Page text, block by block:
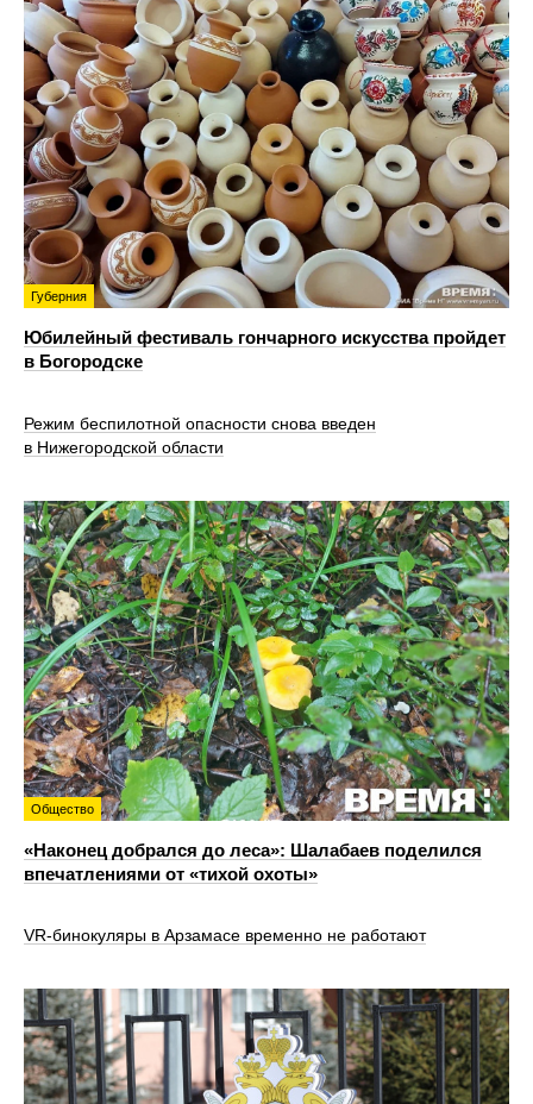
Губерния
Юбилейный фестиваль гончарного искусства пройдет
в Богородске
Режим беспилотной опасности снова введен
в Нижегородской области
Общество
«Наконец добрался до леса»: Шалабаев поделился
впечатлениями от «тихой охоты»
VR‑бинокуляры в Арзамасе временно не работают